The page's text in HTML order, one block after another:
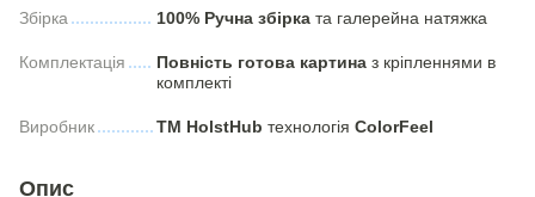
Збірка 100% Ручна збірка та галерейна натяжка
Комплектація Повність готова картина з кріпленнями в
комплекті
Виробник ТМ HolstHub технологія СolorFeel
Опис